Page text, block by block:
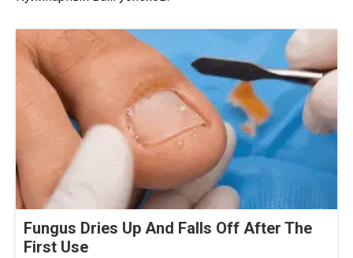
Fungus Dries Up And Falls Off After The
First Use